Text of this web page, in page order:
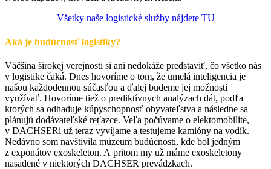
Všetky naše logistické služby nájdete TU
Aká je budúcnosť logistiky?
Väčšina širokej verejnosti si ani nedokáže predstaviť, čo všetko nás
v logistike čaká. Dnes hovoríme o tom, že umelá inteligencia je
našou každodennou súčasťou a ďalej budeme jej možnosti
využívať. Hovoríme tiež o prediktívnych analýzach dát, podľa
ktorých sa odhaduje kúpyschopnosť obyvateľstva a následne sa
plánujú dodávateľské reťazce. Veľa počúvame o elektomobilite,
v DACHSERi už teraz vyvíjame a testujeme kamióny na vodík.
Nedávno som navštívila múzeum budúcnosti, kde bol jedným
z exponátov exoskeleton. A pritom my už máme exoskeletony
nasadené v niektorých DACHSER prevádzkach.